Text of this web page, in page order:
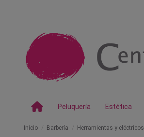
Peluquería Estética
Inicio Barbería Herramientas y eléctricos